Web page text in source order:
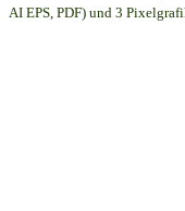
AI EPS, PDF) und 3